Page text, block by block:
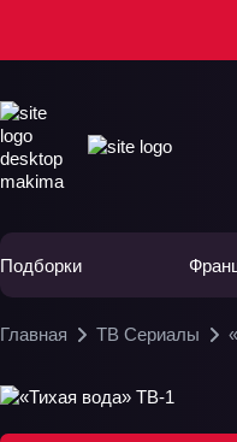
Подборки
Главная ТВ Сериалы